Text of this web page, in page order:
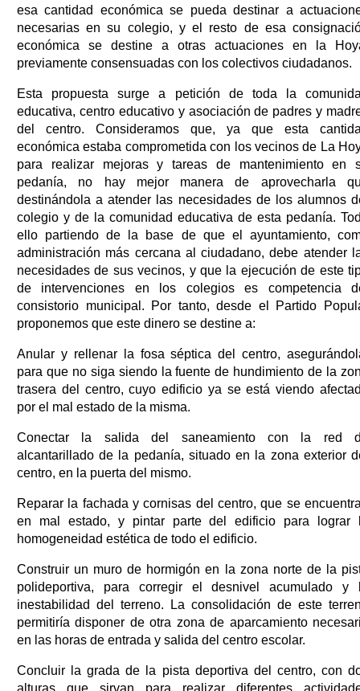
esa cantidad económica se pueda destinar a
necesarias en su colegio, y el resto de esa
económica se destine a otras actuaciones en la
previamente consensuadas con los colectivos ciudadanos.
Esta propuesta surge a petición de toda la
educativa, centro educativo y asociación de padres y
del centro. Consideramos que, ya que esta
económica estaba comprometida con los vecinos de La
para realizar mejoras y tareas de mantenimiento en
pedanía, no hay mejor manera de aprovecharla
destinándola a atender las necesidades de los alumnos
colegio y de la comunidad educativa de esta pedanía.
ello partiendo de la base de que el ayuntamiento,
administración más cercana al ciudadano, debe atender
necesidades de sus vecinos, y que la ejecución de este
de intervenciones en los colegios es competencia
consistorio municipal. Por tanto, desde el Partido
proponemos que este dinero se destine a:
Anular y rellenar la fosa séptica del centro,
para que no siga siendo la fuente de hundimiento de la
trasera del centro, cuyo edificio ya se está viendo
por el mal estado de la misma.
Conectar la salida del saneamiento con la red
alcantarillado de la pedanía, situado en la zona exterior
centro, en la puerta del mismo.
Reparar la fachada y cornisas del centro, que se
en mal estado, y pintar parte del edificio para lograr
homogeneidad estética de todo el edificio.
Construir un muro de hormigón en la zona norte de la
polideportiva, para corregir el desnivel acumulado y
inestabilidad del terreno. La consolidación de este
permitiría disponer de otra zona de aparcamiento
en las horas de entrada y salida del centro escolar.
Concluir la grada de la pista deportiva del centro, con
alturas que sirvan para realizar diferentes